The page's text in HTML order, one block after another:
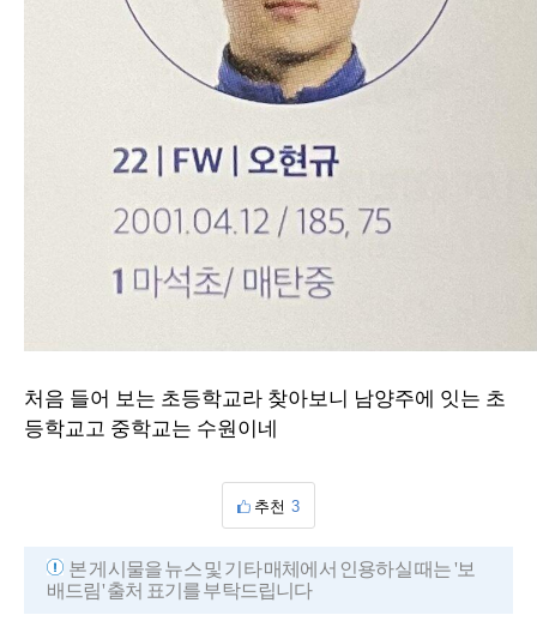
처음 들어 보는 초등학교라 찾아보니 남양주에 잇는 초
등학교고 중학교는 수원이네
추천 3
본 게시물을 뉴스 및 기타 매체에서 인용하실 때는 '보
배드림' 출처 표기를 부탁드립니다